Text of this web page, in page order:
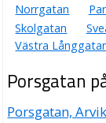
Norrgatan
Skolgatan
Västra
Porsgatan
Porsgatan,